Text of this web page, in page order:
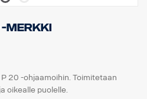
merkki
P 20 -ohjaamoihin. Toimitetaan
oikealle puolelle.